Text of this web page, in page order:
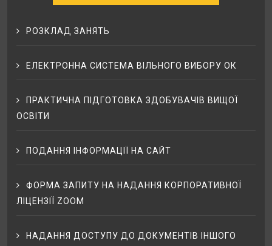
РОЗКЛАД ЗАНЯТЬ
ЕЛЕКТРОННА СИСТЕМА ВІЛЬНОГО ВИБОРУ ОК
ПРАКТИЧНА ПІДГОТОВКА ЗДОБУВАЧІВ ВИЩОЇ
ОСВІТИ
ПОДАННЯ ІНФОРМАЦІЇ НА САЙТ
ФОРМА ЗАПИТУ НА НАДАННЯ КОРПОРАТИВНОЇ
ЛІЦЕНЗІЇ ZOOM
НАДАННЯ ДОСТУПУ ДО ДОКУМЕНТІВ ІНШОГО